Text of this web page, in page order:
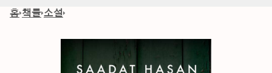
홈 책들 소설